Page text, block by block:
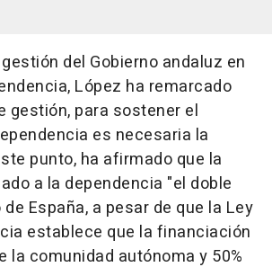
del Gobierno andaluz en
López ha remarcado
gestión, para sostener el
es necesaria la
punto, ha afirmado que la
a la dependencia "el doble
España, a pesar de que la Ley
establece que la financiación
la comunidad autónoma y 50%